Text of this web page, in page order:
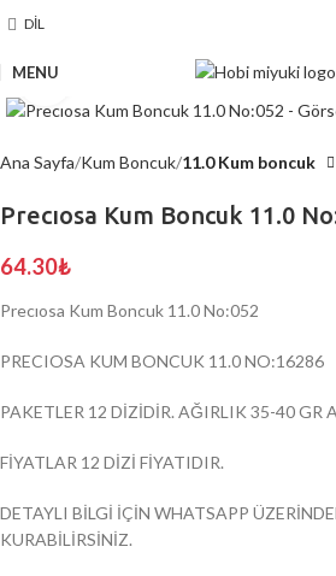
DIL
MENU
Ana Sayfa Kum Boncuk 11.0 Kum boncuk
Precıosa Kum Boncuk 11.0
64.30₺
Precıosa Kum Boncuk 11.0 No:052
PRECIOSA KUM BONCUK 11.0 NO:16286
PAKETLER 12 DİZİDİR. AĞIRLIK 35-40 GR
FİYATLAR 12 DİZİ FİYATIDIR.
DETAYLI BİLGİ İÇİN WHATSAPP
KURABİLİRSİNİZ.